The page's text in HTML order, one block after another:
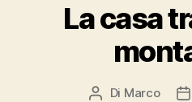
La casa
Autore
Di Marco